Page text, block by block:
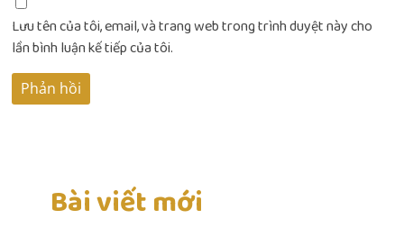
Lưu tên của tôi, email, và trang web trong trình duyệt này cho
lần bình luận kế tiếp của tôi.
Bài viết mới